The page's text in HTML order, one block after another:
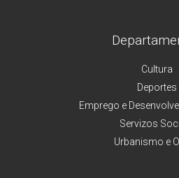
Cultura
Deportes
Emprego e
Servizos
Urbanismo e